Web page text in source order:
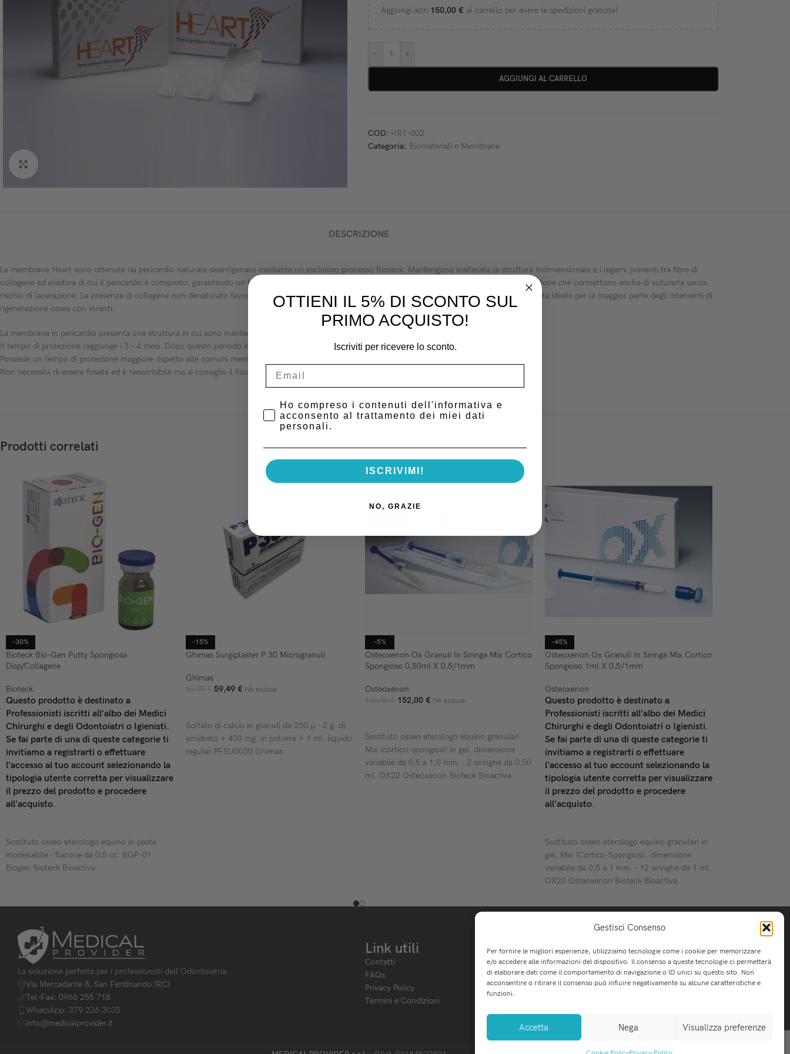
Gestisci Consenso
Per fornire le migliori esperienze, utilizziamo tecnologie come i cookie per memorizzare
e/o accedere alle informazioni del dispositivo. Il consenso a queste tecnologie ci permetterà
di elaborare dati come il comportamento di navigazione o ID unici su questo sito. Non
acconsentire o ritirare il consenso può influire negativamente su alcune caratteristiche e
funzioni.
Accetta Nega Visualizza preferenze
Aggiungi altri 150,00 € al carrello per avere le spedizioni gratuite!
- +
AGGIUNGI AL CARRELLO
COD: HRT-002
Categoria: Biomateriali e Membrane
DESCRIZIONE
Le membrane Heart sono ottenute da pericardio naturale deantigenato mediante un esclusivo processo Bioteck. Mantengono inalterata la struttura tridimensionale e i legami presenti tra fibre di
collagene ed elastina di cui il pericardio è composto, garantendo un tempo di protezione prolungato e particolari caratteristiche di resistenza alla trazione che permettono anche di suturarla senza
rischio di lacerazione. La presenza di collagene non denaturato favorisce infine il processo di rigenerazione ossea rendendo le membrane Heart la scelta ideale per la maggior parte degli interventi di
rigenerazione ossea con innesti.
La membrana in pericardio presenta una struttura in cui sono mantenuti i legami presenti tra fibre di collagene ed elastina.
Il tempo di protezione raggiunge i 3 – 4 mesi. Dopo questo periodo inizia la degradazione della membrana e si riduce la sua capacità protettiva.
Possiede un tempo di protezione maggiore rispetto alle comuni membrane in collagene. Tuttavia presenta la stessa facilità di utilizzo.
Non necessita di essere fissata ed è riassorbibile ma si consiglia il fissaggio quando la stabilità non è certa.
Prodotti correlati
-30%
Bioteck Bio-Gen Putty Spongiosa
Disp/Collagene
Bioteck
Questo prodotto è destinato a
Professionisti iscritti all'albo dei Medici
Chirurghi e degli Odontoiatri o Igienisti.
Se fai parte di una di queste categorie ti
invitiamo a registrarti o effettuare
l'accesso al tuo account selezionando la
tipologia utente corretta per visualizzare
il prezzo del prodotto e procedere
all'acquisto.
Sostituto osseo eterologo equino in pasta
modellabile - flacone da 0,5 cc. BGP-01
Biogen Bioteck Bioactiva
-15%
Ghimas Surgiplaster P 30 Microgranuli
Ghimas
69,99€ 59,49 € IVA esclusa
Solfato di calcio in granuli da 250 µ - 2 g. di
emidrato + 400 mg. in polvere + 1 ml. liquido
regular PFSU0030 Ghimas
-5%
Osteoxenon Ox Granuli In Siringa Mix Cortico
Spongioso 0,50ml X 0,5/1mm
Osteoxenon
160,00€ 152,00 € IVA esclusa
Sostituto osseo eterologo equino granulari
Mix (cortico-spongiosi) in gel, dimensione
variabile da 0,5 a 1,0 mm. - 2 siringhe da 0,50
ml. OX22 Osteoxenon Bioteck Bioactiva
-45%
Osteoxenon Ox Granuli In Siringa Mix Cortico
Spongioso 1ml X 0,5/1mm
Osteoxenon
Questo prodotto è destinato a
Professionisti iscritti all'albo dei Medici
Chirurghi e degli Odontoiatri o Igienisti.
Se fai parte di una di queste categorie ti
invitiamo a registrarti o effettuare
l'accesso al tuo account selezionando la
tipologia utente corretta per visualizzare
il prezzo del prodotto e procedere
all'acquisto.
Sostituto osseo eterologo equino granulari in
gel, Mix (Cortico-Spongiosi), dimensione
variabile da 0,5 a 1 mm. - 12 siringhe da 1 ml.
OX23 Osteoxenon Bioteck Bioactiva
La soluzione perfetta per i professionisti dell'Odontoiatria.
Via Mercadante 8, San Ferdinando (RC)
Tel-Fax: 0966 255 718
WhatsApp: 379 226 3035
info@medicalprovider.it
Link utili
Contatti
FAQs
Privacy Policy
Termini e Condizioni
OTTIENI IL 5% DI SCONTO SUL
PRIMO ACQUISTO!
Iscriviti per ricevere lo sconto.
Privacy Policy
Ho compreso i contenuti dell'informativa e
acconsento al trattamento dei miei dati
personali.
ISCRIVIMI!
NO, GRAZIE